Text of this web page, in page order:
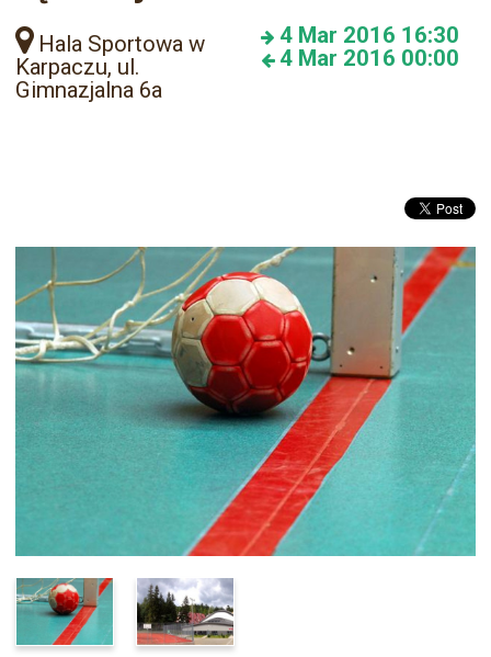
Hala Sportowa w
Karpaczu, ul.
Gimnazjalna 6a
4 Mar 2016 16:30
4 Mar 2016 00:00